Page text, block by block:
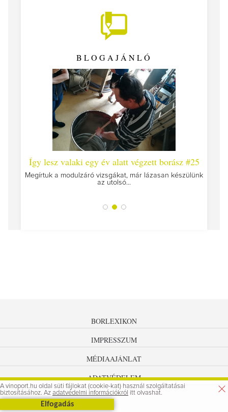
BLOGAJÁNLÓ
Így lesz valaki egy év alatt végzett borász #25
Megírtuk a modulzáró vizsgákat, már lázasan készülünk
az utolsó...
BORLEXIKON
IMPRESSZUM
MÉDIAAJÁNLAT
ADATVÉDELEM
A vinoport.hu oldal süti fájlokat (cookie-kat) használ szolgáltatásai
biztosításához. Az adatvédelmi információkról itt olvashat.
Elfogadás